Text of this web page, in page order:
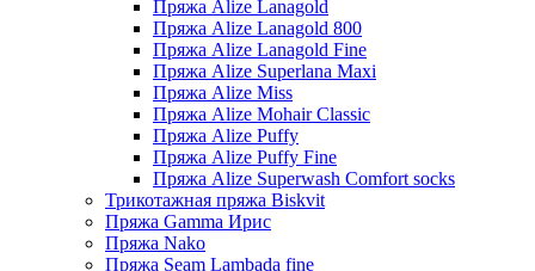
Пряжа Alize Lanagold
Пряжа Alize Lanagold 800
Пряжа Alize Lanagold Fine
Пряжа Alize Superlana Maxi
Пряжа Alize Miss
Пряжа Alize Mohair Classic
Пряжа Alize Puffy
Пряжа Alize Puffy Fine
Пряжа Alize Superwash Comfort socks
Трикотажная пряжа Biskvit
Пряжа Gamma Ирис
Пряжа Nako
Пряжа Seam Lambada fine